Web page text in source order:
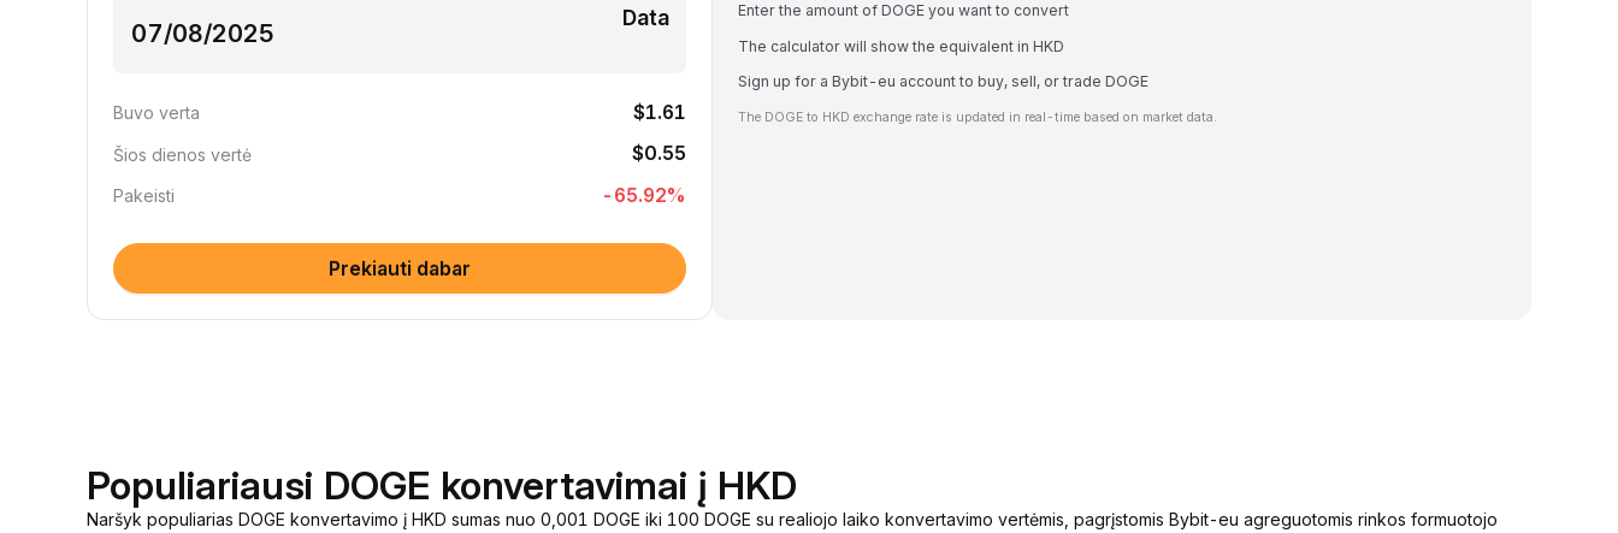
Data
Buvo verta $1.61
Šios dienos vertė $0.55
Pakeisti -65.92%
Prekiauti dabar
Enter the amount of DOGE you want to convert
The calculator will show the equivalent in HKD
Sign up for a Bybit-eu account to buy, sell, or trade DOGE
The DOGE to HKD exchange rate is updated in real-time based on market data.
Populiariausi DOGE konvertavimai į HKD
Naršyk populiarias DOGE konvertavimo į HKD sumas nuo 0,001 DOGE iki 100 DOGE su realiojo laiko konvertavimo vertėmis, pagrįstomis Bybit-eu agreguotomis rinkos formuotojo